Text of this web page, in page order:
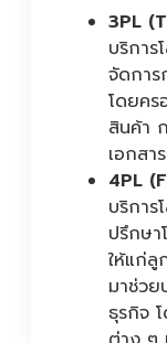
3PL
บริการ
จัดการ
โดยคร
สินค้า
เอกสา
4PL
บริการ
ปรึกษา
ให้แก่ลู
มาช่วย
ธุรกิจ